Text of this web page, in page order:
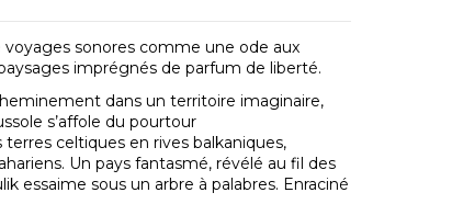
sonores comme une ode aux
imprégnés de parfum de liberté.
dans un territoire imaginaire,
s’affole du pourtour
celtiques en rives balkaniques,
Un pays fantasmé, révélé au fil des
essaime sous un arbre à palabres. Enraciné